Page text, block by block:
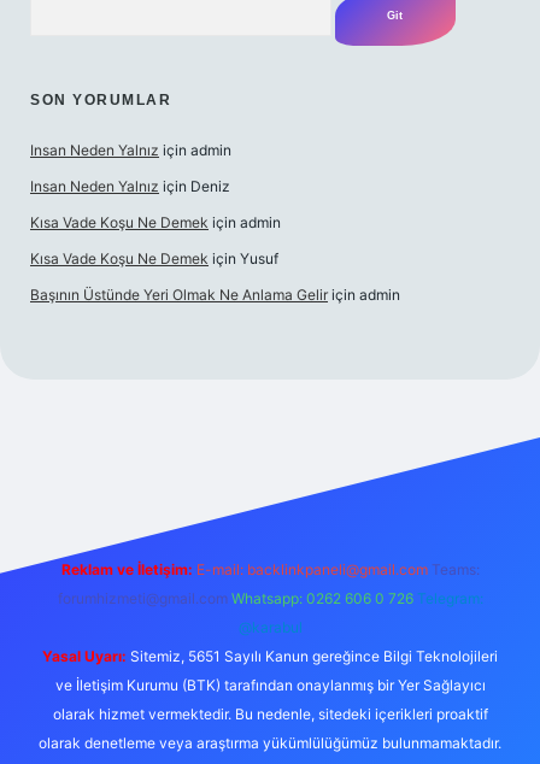
SON YORUMLAR
Insan Neden Yalnız için admin
Insan Neden Yalnız için Deniz
Kısa Vade Koşu Ne Demek için admin
Kısa Vade Koşu Ne Demek için Yusuf
Başının Üstünde Yeri Olmak Ne Anlama Gelir için admin
Reklam ve İletişim: E-mail: backlinkpaneli@gmail.com Teams:
forumhizmeti@gmail.com Whatsapp: 0262 606 0 726 Telegram:
@karabul
Yasal Uyarı: Sitemiz, 5651 Sayılı Kanun gereğince Bilgi Teknolojileri
ve İletişim Kurumu (BTK) tarafından onaylanmış bir Yer Sağlayıcı
olarak hizmet vermektedir. Bu nedenle, sitedeki içerikleri proaktif
olarak denetleme veya araştırma yükümlülüğümüz bulunmamaktadır.